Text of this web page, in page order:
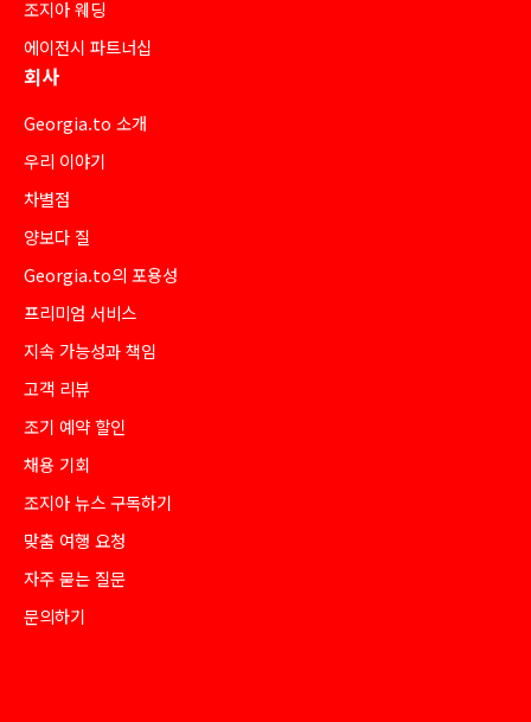
조지아 웨딩
에이전시 파트너십
회사
Georgia.to 소개
우리 이야기
차별점
양보다 질
Georgia.to의 포용성
프리미엄 서비스
지속 가능성과 책임
고객 리뷰
조기 예약 할인
채용 기회
조지아 뉴스 구독하기
맞춤 여행 요청
자주 묻는 질문
문의하기